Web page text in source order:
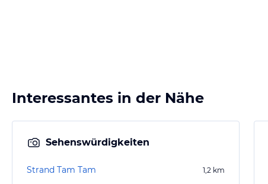
Interessantes in der Nähe
Sehenswürdigkeiten
Strand Tam Tam 1,2 km